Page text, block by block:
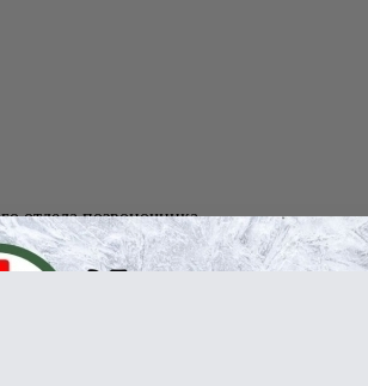
отдела позвоночника